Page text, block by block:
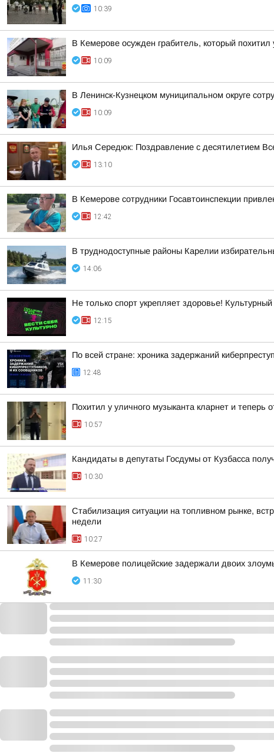
10:39
В Кемерове осужден грабитель, который похитил
10:09
В Ленинск-Кузнецком муниципальном округе
10:09
Илья Середюк: Поздравление с десятилетием
13:10
В Кемерове сотрудники Госавтоинспекции
12:42
В труднодоступные районы Карелии
14:06
Не только спорт укрепляет здоровье!
12:15
По всей стране: хроника задержаний
12:48
Похитил у уличного музыканта кларнет и
10:57
Кандидаты в депутаты Госдумы от Кузбасса
10:30
Стабилизация ситуации на топливном рынке,
недели
10:27
В Кемерове полицейские задержали двоих
11:30